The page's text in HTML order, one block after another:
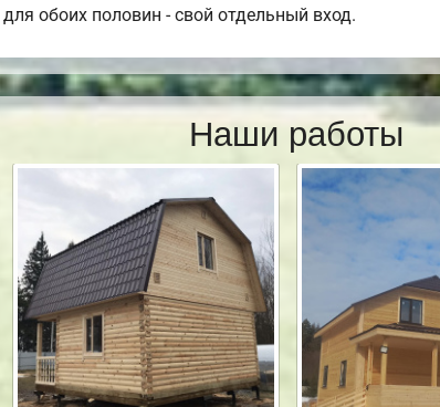
обоих половин - свой отдельный вход.
Наши работы